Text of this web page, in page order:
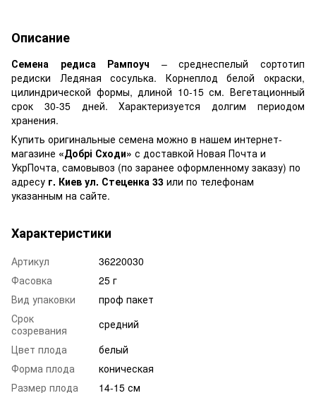
Описание
Семена редиса Рампоуч – среднеспелый сортотип
редиски Ледяная сосулька. Корнеплод белой окраски,
цилиндрической формы, длиной 10-15 см. Вегетационный
срок 30-35 дней. Характеризуется долгим периодом
хранения.
Купить оригинальные семена можно в нашем интернет-
магазине «Добрі Сходи» с доставкой Новая Почта и
УкрПочта, самовывоз (по заранее оформленному заказу) по
адресу г. Киев ул. Стеценка 33 или по телефонам
указанным на сайте.
Характеристики
Артикул
36220030
Фасовка
25 г
Вид упаковки
проф пакет
Срок
созревания
средний
Цвет плода
белый
Форма плода
коническая
Размер плода
14-15 см